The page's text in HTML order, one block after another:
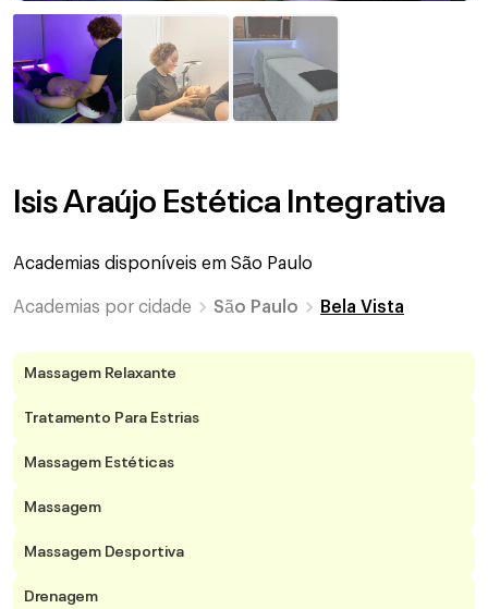
Isis Araújo Estética Integrativa
Academias disponíveis em São Paulo
Academias por cidade São Paulo Bela Vista
Massagem Relaxante
Tratamento Para Estrias
Massagem Estéticas
Massagem
Massagem Desportiva
Drenagem